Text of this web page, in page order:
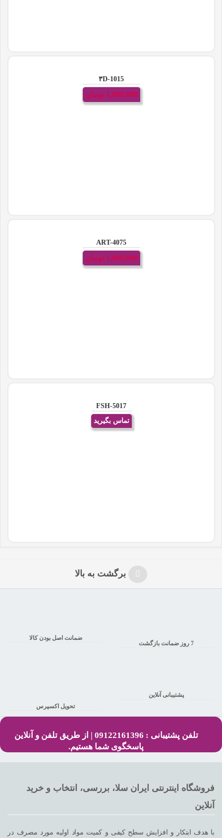
۳D-1015
1,000,000 تومان
ART-4075
1,000,000 تومان
FSH-5017
تماس بگیرید
برگشت به بالا
ضمانت اصل بودن کالا
7 روز ضمانت بازگشت
تحویل اکسپرس
پشتیبانی آنلاین
تلفن پشتیبانی : 09122161396 | از طریق تلفن و آنلاین
پاسخگوی شما هستیم.
فروشگاه اینترنتی ایران سلا، بررسی، انتخاب و خرید
آنلاین
با هدف ابتکار و افزایش سطح کیفی و کمیت مواد اولیه مورد مصرف در